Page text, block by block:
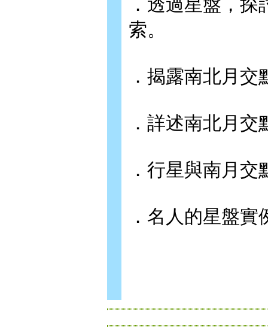
．透過星盤，
索。
．揭露南北月
．詳述南北月
．行星與南月
．名人的星盤實